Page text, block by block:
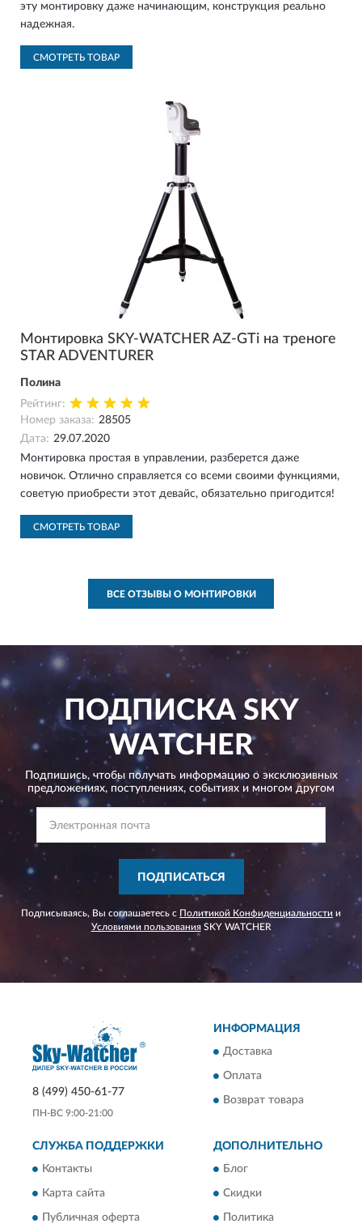
эту монтировку даже начинающим, конструкция реально
надежная.
СМОТРЕТЬ ТОВАР
Монтировка SKY-WATCHER AZ-GTi на треноге
STAR ADVENTURER
Полина
Рейтинг:
Номер заказа: 28505
Дата: 29.07.2020
Монтировка простая в управлении, разберется даже
новичок. Отлично справляется со всеми своими функциями,
советую приобрести этот девайс, обязательно пригодится!
СМОТРЕТЬ ТОВАР
ВСЕ ОТЗЫВЫ О МОНТИРОВКИ
ПОДПИСКАSKY
WATCHER
Подпишись, чтобы получать информацию о эксклюзивных
предложениях, поступлениях, событиях и многом другом
ПОДПИСАТЬСЯ
Подписываясь, Вы соглашаетесь с Политикой Конфиденциальности и
Условиями пользованияSKY WATCHER
8 (499) 450-61-77
ПН-ВС 9:00-21:00
ИНФОРМАЦИЯ
Доставка
Оплата
Возврат товара
СЛУЖБА ПОДДЕРЖКИ
Контакты
Карта сайта
Публичная оферта
ДОПОЛНИТЕЛЬНО
Блог
Скидки
Политика